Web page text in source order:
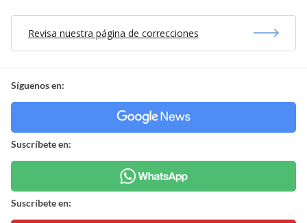
Revisa nuestra página de correcciones
Síguenos en:
Suscríbete en:
Suscríbete en: